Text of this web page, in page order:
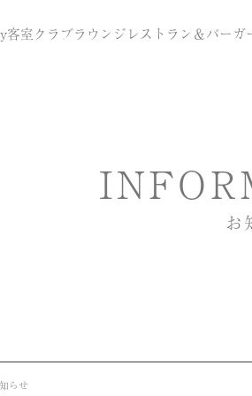
客室クラブラウンジレストラン＆バーガ
お
らせ